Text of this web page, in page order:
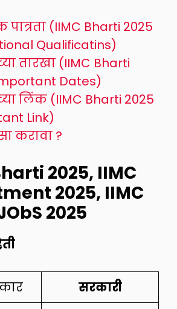
पात्रता (IIMC Bharti 2025
Qualificatins)
तारखा (IIMC Bharti
Dates)
लिंक (IIMC Bharti 2025
Link)
करावा ?
2025, IIMC
2025, IIMC
2025
सरकारी